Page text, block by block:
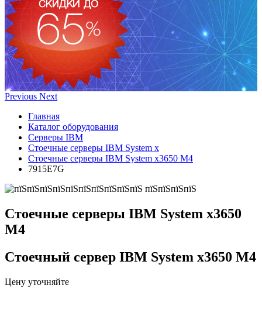
Previous Next
Главная
Каталог оборудования
Серверы IBM
Стоечные серверы IBM System x
Стоечные серверы IBM System x3650 M4
7915E7G
Стоечные серверы IBM System x3650
M4
Стоечный сервер IBM System x3650 M4
Цену уточняйте